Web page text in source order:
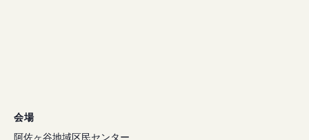
会場
阿佐ヶ谷地域区民センター